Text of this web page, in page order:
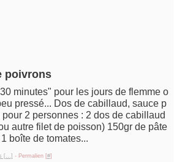
poivrons
minutes" pour les jours de flemme o
pressé... Dos de cabillaud, sauce p
2 personnes : 2 dos de cabillaud
autre filet de poisson) 150gr de pâte
boîte de tomates...
[ …] - Permalien [#]